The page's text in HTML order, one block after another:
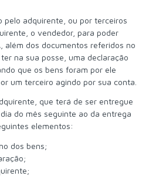
adquirente, ou por terceiros
o vendedor, para poder
além dos documentos referidos no
na sua posse, uma declaração
que os bens foram por ele
um terceiro agindo por sua conta.
que terá de ser entregue
do mês seguinte ao da entrega
elementos:
dos bens;